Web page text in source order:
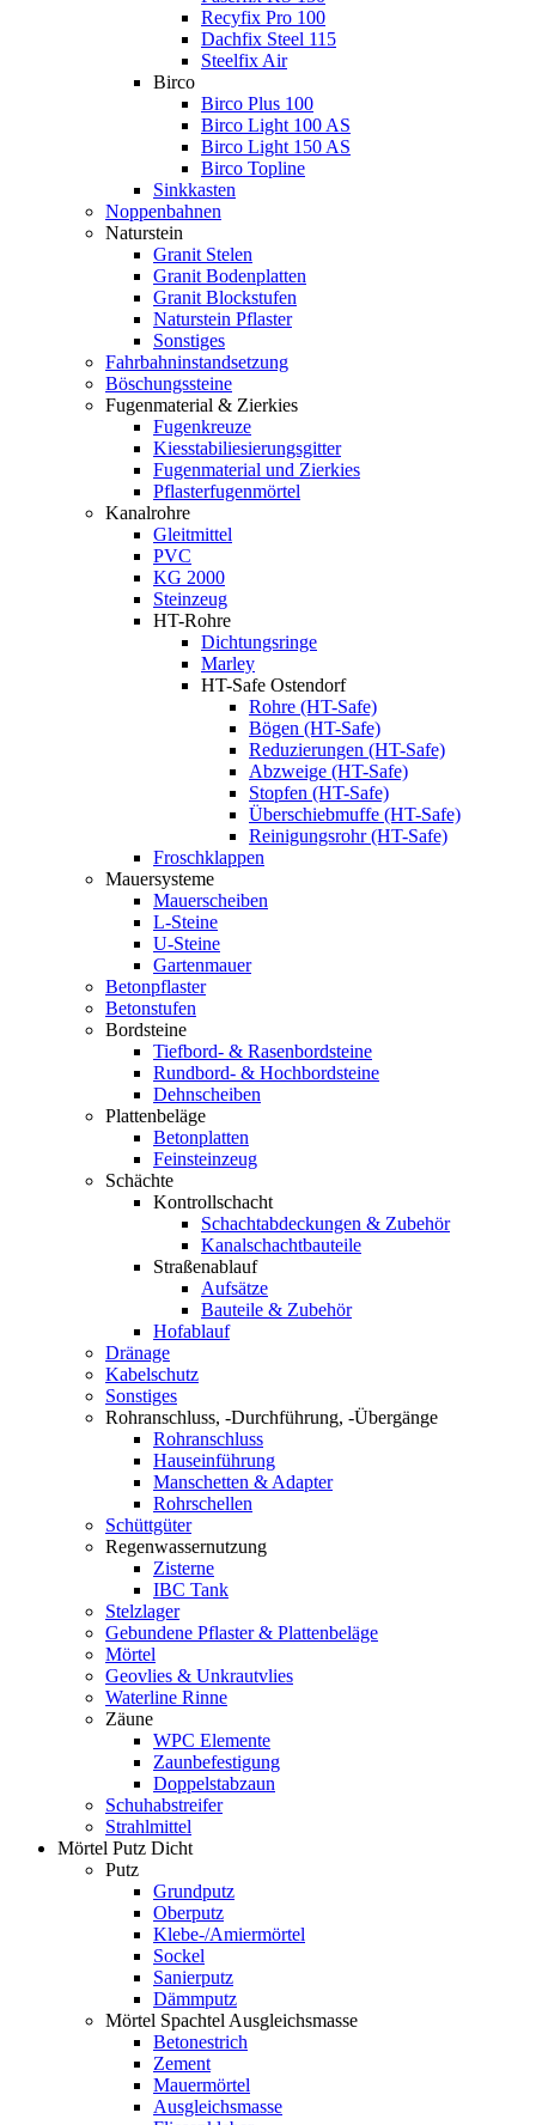
Recyfix Pro 100
Dachfix Steel 115
Steelfix Air
Birco
Birco Plus 100
Birco Light 100 AS
Birco Light 150 AS
Birco Topline
Sinkkasten
Noppenbahnen
Naturstein
Granit Stelen
Granit Bodenplatten
Granit Blockstufen
Naturstein Pflaster
Sonstiges
Fahrbahninstandsetzung
Böschungssteine
Fugenmaterial & Zierkies
Fugenkreuze
Kiesstabiliesierungsgitter
Fugenmaterial und Zierkies
Pflasterfugenmörtel
Kanalrohre
Gleitmittel
PVC
KG 2000
Steinzeug
HT-Rohre
Dichtungsringe
Marley
HT-Safe Ostendorf
Rohre (HT-Safe)
Bögen (HT-Safe)
Reduzierungen (HT-Safe)
Abzweige (HT-Safe)
Stopfen (HT-Safe)
Überschiebmuffe (HT-Safe)
Reinigungsrohr (HT-Safe)
Froschklappen
Mauersysteme
Mauerscheiben
L-Steine
U-Steine
Gartenmauer
Betonpflaster
Betonstufen
Bordsteine
Tiefbord- & Rasenbordsteine
Rundbord- & Hochbordsteine
Dehnscheiben
Plattenbeläge
Betonplatten
Feinsteinzeug
Schächte
Kontrollschacht
Schachtabdeckungen & Zubehör
Kanalschachtbauteile
Straßenablauf
Aufsätze
Bauteile & Zubehör
Hofablauf
Dränage
Kabelschutz
Sonstiges
Rohranschluss, -Durchführung, -Übergänge
Rohranschluss
Hauseinführung
Manschetten & Adapter
Rohrschellen
Schüttgüter
Regenwassernutzung
Zisterne
IBC Tank
Stelzlager
Gebundene Pflaster & Plattenbeläge
Mörtel
Geovlies & Unkrautvlies
Waterline Rinne
Zäune
WPC Elemente
Zaunbefestigung
Doppelstabzaun
Schuhabstreifer
Strahlmittel
Mörtel Putz Dicht
Putz
Grundputz
Oberputz
Klebe-/Amiermörtel
Sockel
Sanierputz
Dämmputz
Mörtel Spachtel Ausgleichsmasse
Betonestrich
Zement
Mauermörtel
Ausgleichsmasse